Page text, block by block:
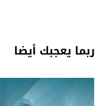
ربما يعجبك أيضا